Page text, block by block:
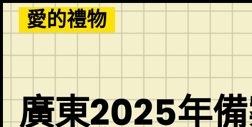
Skip
to
content
愛的禮物
廣東2025年